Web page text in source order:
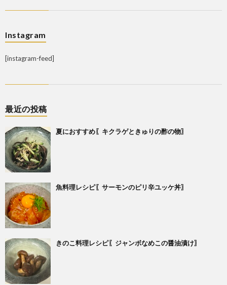
Instagram
[instagram-feed]
最近の投稿
夏におすすめ〖キクラゲときゅりの酢の物〗
魚料理レシピ〖サーモンのピリ辛ユッケ丼〗
きのこ料理レシピ〖ジャンボなめこの醤油漬け〗